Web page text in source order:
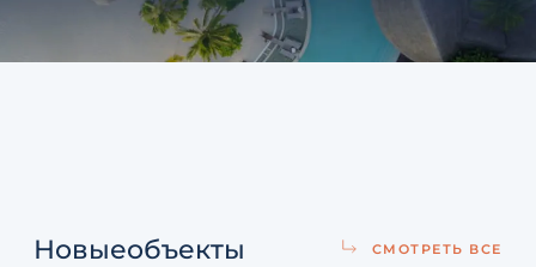
Новыеобъекты СМОТРЕТЬ ВСЕ